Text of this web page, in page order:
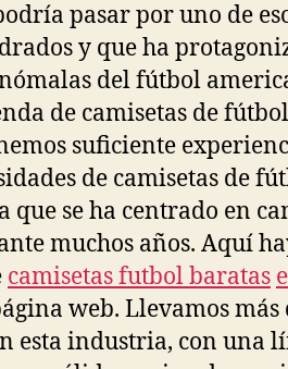
pasar por uno de
y que ha
del fútbol
de camisetas de
suficiente
de camisetas de
se ha centrado en
muchos años. Aquí
camisetas futbol baratas
web. Llevamos más
esta industria, con una